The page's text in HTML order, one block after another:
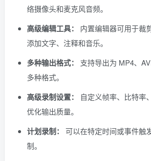
络摄像头和麦克风音频。
高级编辑工具：
内置编辑器可用于裁
添加文字、注释和音乐。
多种输出格式：
支持导出为 MP4、
多种格式。
高级录制设置：
自定义帧率、比特率
优化输出质量。
计划录制：
可以在特定时间或事件触
制。